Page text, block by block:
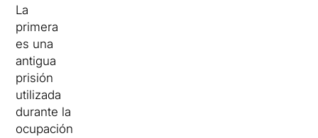
La
primera
es una
antigua
prisión
utilizada
durante la
ocupación